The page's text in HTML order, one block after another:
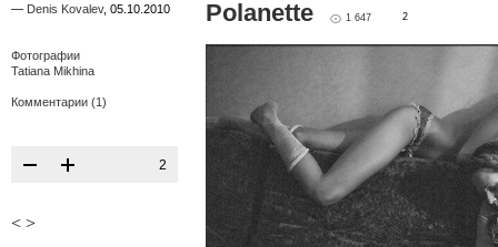
— Denis Kovalev, 05.10.2010
Фотографии
Tatiana Mikhina
Комментарии (1)
2
< >
Polanette 1 647 2